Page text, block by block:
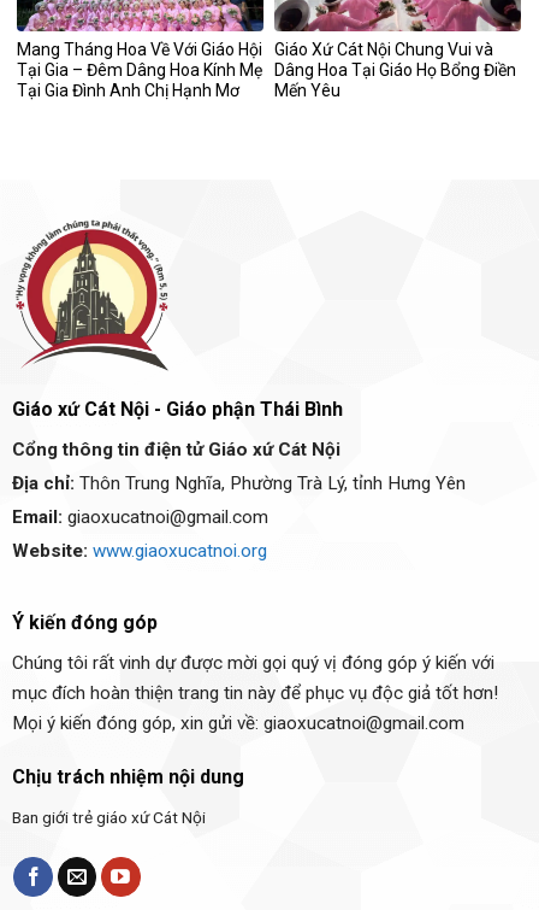
Mang Tháng Hoa Về Với Giáo Hội
Tại Gia – Đêm Dâng Hoa Kính Mẹ
Tại Gia Đình Anh Chị Hạnh Mơ
Giáo Xứ Cát Nội Chung Vui và
Dâng Hoa Tại Giáo Họ Bổng Điền
Mến Yêu
Giáo xứ Cát Nội - Giáo phận Thái Bình
Cổng thông tin điện tử Giáo xứ Cát Nội
Địa chỉ: Thôn Trung Nghĩa, Phường Trà Lý, tỉnh Hưng Yên
Email: giaoxucatnoi@gmail.com
Website: www.giaoxucatnoi.org
Ý kiến đóng góp
Chúng tôi rất vinh dự được mời gọi quý vị đóng góp ý kiến với
mục đích hoàn thiện trang tin này để phục vụ độc giả tốt hơn!
Mọi ý kiến đóng góp, xin gửi về: giaoxucatnoi@gmail.com
Chịu trách nhiệm nội dung
Ban giới trẻ giáo xứ Cát Nội